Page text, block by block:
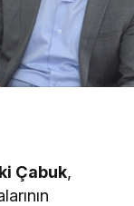
Çabuk,